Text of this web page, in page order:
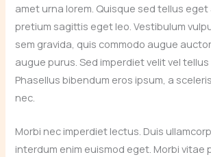
amet urna lorem. Quisque sed tellus
pretium sagittis eget leo. Vestibulum
sem gravida, quis commodo augue
augue purus. Sed imperdiet velit vel
Phasellus bibendum eros ipsum, a
nec.
Morbi nec imperdiet lectus. Duis
interdum enim euismod eget. Morbi vitae